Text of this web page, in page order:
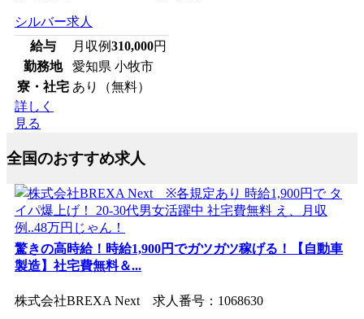
シルバー求人
給与
月収例310,000円
勤務地
愛知県 小牧市
寮・社宅 あり（無料）
詳しく
見る
全国のおすすめ求人
驚きの高時給！時給1,900円でガツガツ稼げる！【自動車
製造】社宅費無料＆...
株式会社BREXA Next 求人番号：1068630